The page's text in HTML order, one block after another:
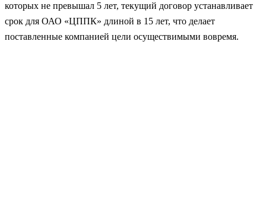
которых не превышал 5 лет, текущий договор устанавливает
срок для ОАО «ЦППК» длиной в 15 лет, что делает
поставленные компанией цели осуществимыми вовремя.